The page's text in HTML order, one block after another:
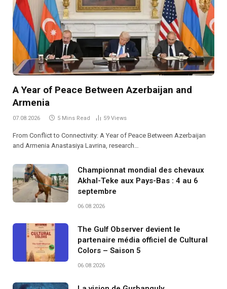
A Year of Peace Between Azerbaijan and
Armenia
07.08.2026 5 Mins Read 59 Views
From Conflict to Connectivity: A Year of Peace Between Azerbaijan
and Armenia Anastasiya Lavrina, research…
Championnat mondial des chevaux
Akhal-Teke aux Pays-Bas : 4 au 6
septembre
06.08.2026
The Gulf Observer devient le
partenaire média officiel de Cultural
Colors – Saison 5
06.08.2026